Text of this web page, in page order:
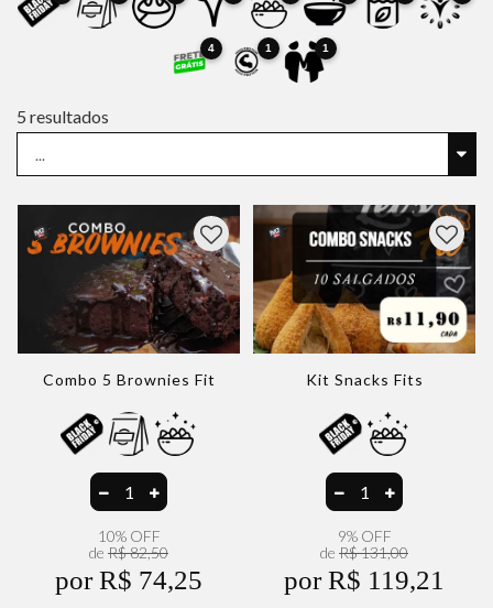
4 1 1
5 resultados
Combo 5 Brownies Fit
10% OFF
de R$ 82,50
por R$ 74,25
Kit Snacks Fits
9% OFF
de R$ 131,00
por R$ 119,21